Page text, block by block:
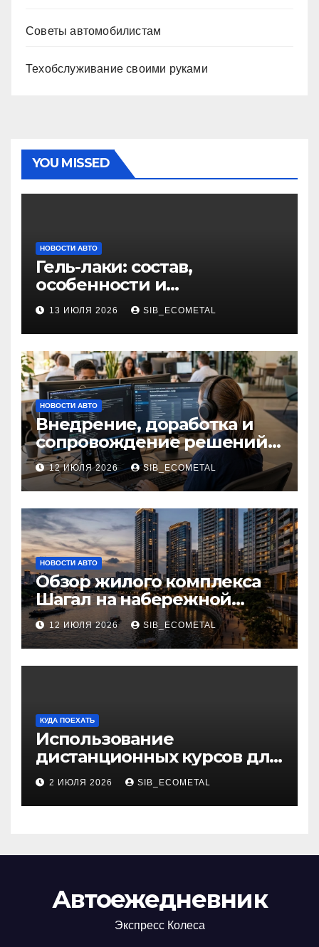
Советы автомобилистам
Техобслуживание своими руками
YOU MISSED
НОВОСТИ АВТО
Гель-лаки: состав,
особенности и
применение в маникюре
13 ИЮЛЯ 2026 SIB_ECOMETAL
НОВОСТИ АВТО
Внедрение, доработка и
сопровождение решений
на платформе 1С
12 ИЮЛЯ 2026 SIB_ECOMETAL
НОВОСТИ АВТО
Обзор жилого комплекса
Шагал на набережной
Марка Шагала
12 ИЮЛЯ 2026 SIB_ECOMETAL
КУДА ПОЕХАТЬ
Использование
дистанционных курсов для
изучения актуальных
специальностей
2 ИЮЛЯ 2026 SIB_ECOMETAL
Автоежедневник
Экспресс Колеса